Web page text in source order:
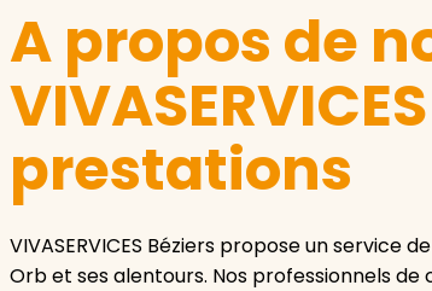
A propos de
prestations
VIVASERVICES Béziers propose un service
Orb et ses alentours. Nos professionnels